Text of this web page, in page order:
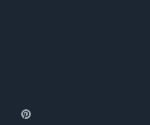
Pinterest